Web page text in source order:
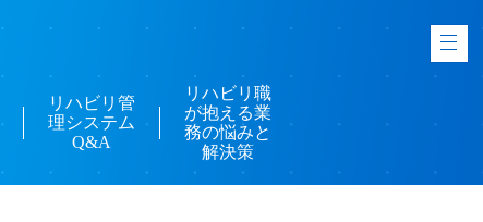
リハビリ管
理システム
Q&A
リハビリ職
が抱える業
務の悩みと
解決策